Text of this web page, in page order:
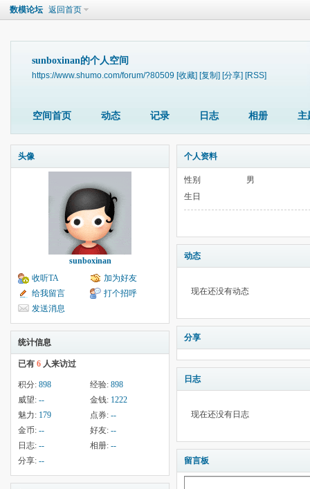
数模论坛 返回首页
sunboxinan的个人空间
https://www.shumo.com/forum/?80509 [收藏] [复制] [分享] [RSS]
空间首页 动态 记录 日志 相册 主
头像
sunboxinan
收听TA
加为好友
给我留言
打个招呼
发送消息
统计信息
已有 6 人来访过
积分: 898 经验: 898
威望: -- 金钱: 1222
魅力: 179 点券: --
金币: -- 好友: --
日志: -- 相册: --
分享: --
个人资料
性别
男
生日
动态
现在还没有动态
分享
日志
现在还没有日志
留言板